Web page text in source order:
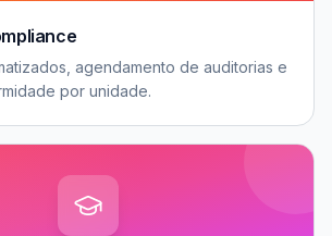
agendamento de auditorias e
por unidade.